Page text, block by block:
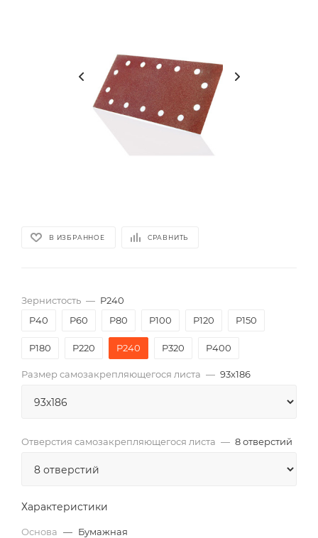
В ИЗБРАННОЕ СРАВНИТЬ
Зернистость — P240
P40
P60 P80 P100 P120 P150
P180 P220 P240 P320 P400
Размер самозакрепляющегося листа — 93х186
Отверстия самозакрепляющегося листа — 8 отверстий
Характеристики
Основа — Бумажная